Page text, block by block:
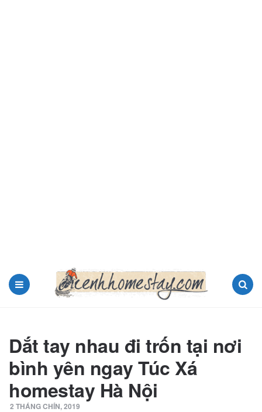
Dắt tay nhau đi trốn tại nơi
bình yên ngay Túc Xá
homestay Hà Nội
2 THÁNG CHÍN, 2019